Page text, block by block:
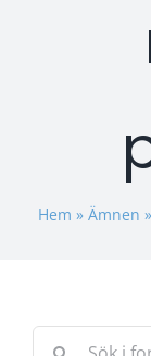
Hem » Ämnen »